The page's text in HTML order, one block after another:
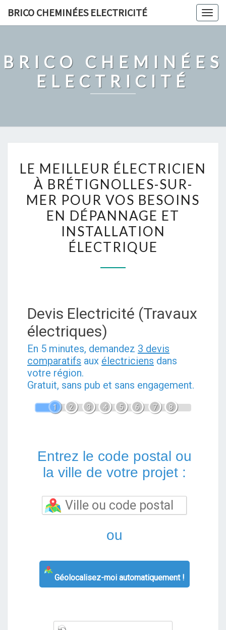
BRICO CHEMINÉES ELECTRICITÉ
BRICO CHEMINÉES
ELECTRICITÉ
MEILLEUR
ÉLECTRICIEN
À
BRÉTIGNOLLES-
SUR-
MER
POUR
VOS
DÉPANNAGE
ET
ÉLECTRIQUE
LE MEILLEUR ÉLECTRICIEN
À BRÉTIGNOLLES-SUR-
MER POUR VOS BESOINS
EN DÉPANNAGE ET
INSTALLATION
ÉLECTRIQUE
Devis Electricité (Travaux
électriques)
En 5 minutes, demandez 3 devis
comparatifs aux électriciens dans
votre région.
Gratuit, sans pub et sans engagement.
1 2 3 4 5 6 7 8
Entrez le code postal ou
la ville de votre projet :
ou
Géolocalisez-moi automatiquement !